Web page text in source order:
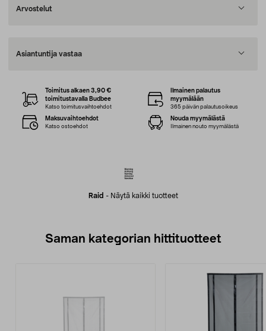
Arvostelut
Asiantuntija vastaa
Raid - Näytä kaikki tuotteet
Toimitus alkaen 3,90 €
toimitustavalla Budbee
Katso toimitusvaihtoehdot
Ilmainen palautus
myymälään
365 päivän palautusoikeus
Maksuvaihtoehdot
Katso ostoehdot
Nouda myymälästä
Ilmainen nouto myymälästä
Saman kategorian hittituotteet